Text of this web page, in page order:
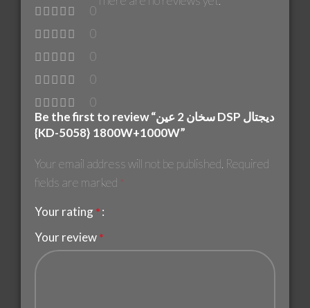
0
0
0
0
0
Be the first to review “سخان 2 عين DSP ديجتال
{KD-5058} 1800W+1000W”
Your email address will not be published. Required
fields are marked *
Your rating *
Your review *